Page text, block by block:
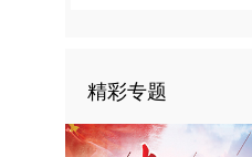
精彩专题